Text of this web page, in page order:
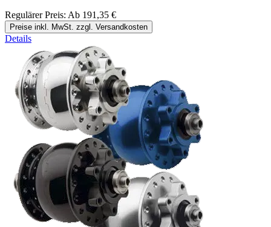
Regulärer Preis: Ab 191,35 €
Preise inkl. MwSt. zzgl. Versandkosten
Details